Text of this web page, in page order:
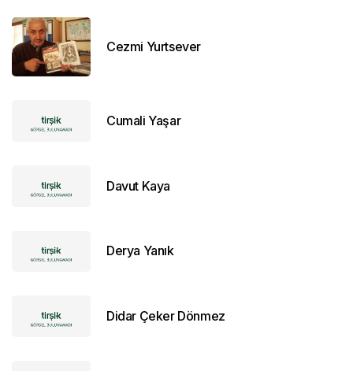
Cezmi Yurtsever
Cumali Yaşar
Davut Kaya
Derya Yanık
Didar Çeker Dönmez